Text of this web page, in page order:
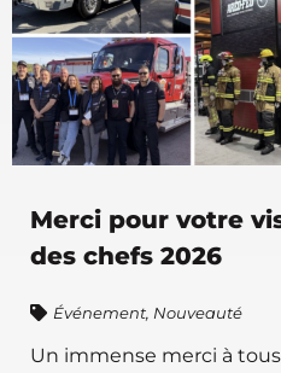
Merci pour votre
des chefs 2026
Événement, Nouveauté
Un immense merci à